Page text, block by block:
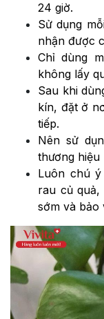
24 giờ.
Sử dụng
nhận được
Chỉ dùng
không lấy
Sau khi
kín, đặt ở
tiếp.
Nên sử
thương hiệu
Luôn chú ý
rau củ
sớm và bảo